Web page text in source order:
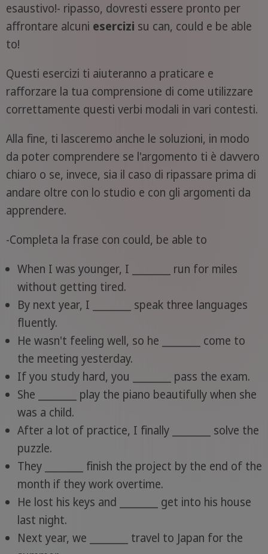
esaustivo!- ripasso, dovresti essere pronto per
affrontare alcuni esercizi su can, could e be able
to!
Questi esercizi ti aiuteranno a praticare e
rafforzare la tua comprensione di come utilizzare
correttamente questi verbi modali in vari contesti.
Alla fine, ti lasceremo anche le soluzioni, in modo
da poter comprendere se l'argomento ti è davvero
chiaro o se, invece, sia il caso di ripassare prima di
andare oltre con lo studio e con gli argomenti da
apprendere.
-Completa la frase con could, be able to
When I was younger, I ________ run for miles
without getting tired.
By next year, I ________ speak three languages
fluently.
He wasn't feeling well, so he ________ come to
the meeting yesterday.
If you study hard, you ________ pass the exam.
She ________ play the piano beautifully when she
was a child.
After a lot of practice, I finally ________ solve the
puzzle.
They ________ finish the project by the end of the
month if they work overtime.
He lost his keys and ________ get into his house
last night.
Next year, we ________ travel to Japan for the